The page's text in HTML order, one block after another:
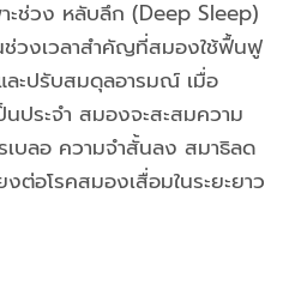
ะช่วง หลับลึก (Deep Sleep)
ช่วงเวลาสำคัญที่สมองใช้ฟื้นฟู
ละปรับสมดุลอารมณ์ เมื่อ
ประจำ สมองจะสะสมความ
เบลอ ความจำสั้นลง สมาธิลด
ต่อโรคสมองเสื่อมในระยะยาว